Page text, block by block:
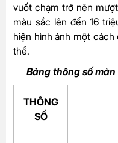
vuốt chạm trở nên
màu sắc lên đến 16
hiện hình ảnh một
thể.
Bảng thông số
THÔNG
SỐ